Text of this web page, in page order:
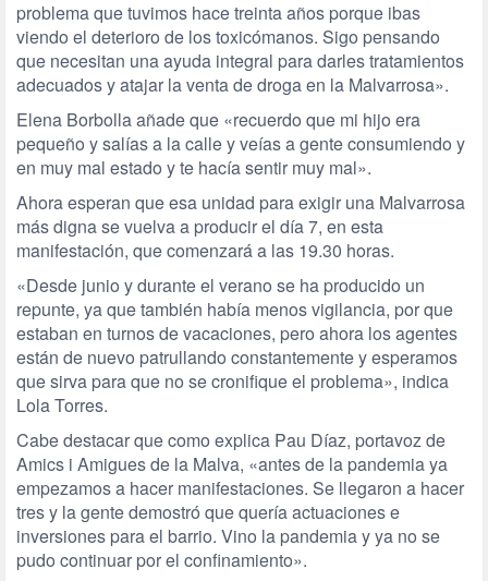
problema que tuvimos hace treinta años porque ibas
viendo el deterioro de los toxicómanos. Sigo pensando
que necesitan una ayuda integral para darles tratamientos
adecuados y atajar la venta de droga en la Malvarrosa».
Elena Borbolla añade que «recuerdo que mi hijo era
pequeño y salías a la calle y veías a gente consumiendo y
en muy mal estado y te hacía sentir muy mal».
Ahora esperan que esa unidad para exigir una Malvarrosa
más digna se vuelva a producir el día 7, en esta
manifestación, que comenzará a las 19.30 horas.
«Desde junio y durante el verano se ha producido un
repunte, ya que también había menos vigilancia, por que
estaban en turnos de vacaciones, pero ahora los agentes
están de nuevo patrullando constantemente y esperamos
que sirva para que no se cronifique el problema», indica
Lola Torres.
Cabe destacar que como explica Pau Díaz, portavoz de
Amics i Amigues de la Malva, «antes de la pandemia ya
empezamos a hacer manifestaciones. Se llegaron a hacer
tres y la gente demostró que quería actuaciones e
inversiones para el barrio. Vino la pandemia y ya no se
pudo continuar por el confinamiento».